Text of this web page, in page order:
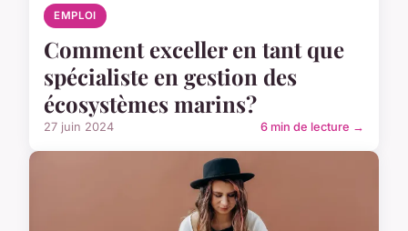
EMPLOI
Comment exceller en tant que
spécialiste en gestion des
écosystèmes marins?
27 juin 2024 6 min de lecture →